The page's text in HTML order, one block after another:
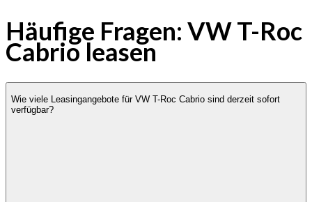
Häufige Fragen: VW T-Roc
Cabrio leasen
Wie viele Leasingangebote für VW T-Roc Cabrio sind derzeit sofort
verfügbar?